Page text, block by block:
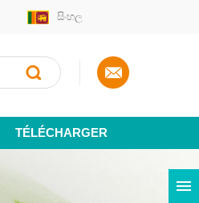
සිංහල
TÉLÉCHARGER